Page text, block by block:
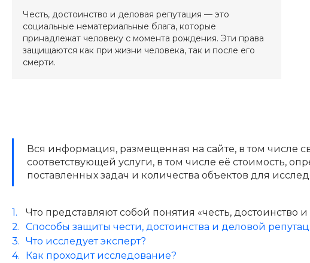
Честь, достоинство и деловая репутация — это
социальные нематериальные блага, которые
принадлежат человеку с момента рождения. Эти права
защищаются как при жизни человека, так и после его
смерти.
Вся информация, размещенная на сайте, в том числе
соответствующей услуги, в том числе её стоимость,
поставленных задач и количества объектов для
Что представляют собой понятия «честь, достоинство
Способы защиты чести, достоинства и деловой
Что исследует эксперт?
Как проходит исследование?